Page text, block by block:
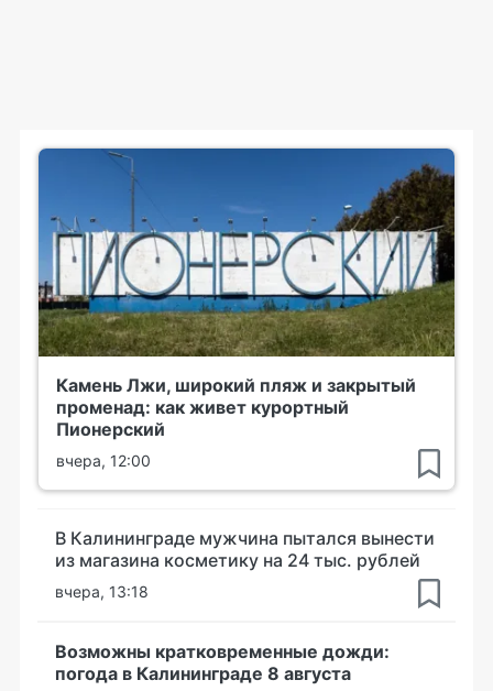
Камень Лжи, широкий пляж и закрытый
променад: как живет курортный
Пионерский
вчера, 12:00
В Калининграде мужчина пытался вынести
из магазина косметику на 24 тыс. рублей
вчера, 13:18
Возможны кратковременные дожди:
погода в Калининграде 8 августа